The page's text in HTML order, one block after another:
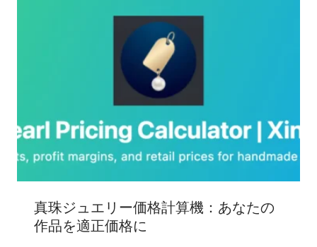
真珠ジュエリー価格計算機：あなたの
作品を適正価格に